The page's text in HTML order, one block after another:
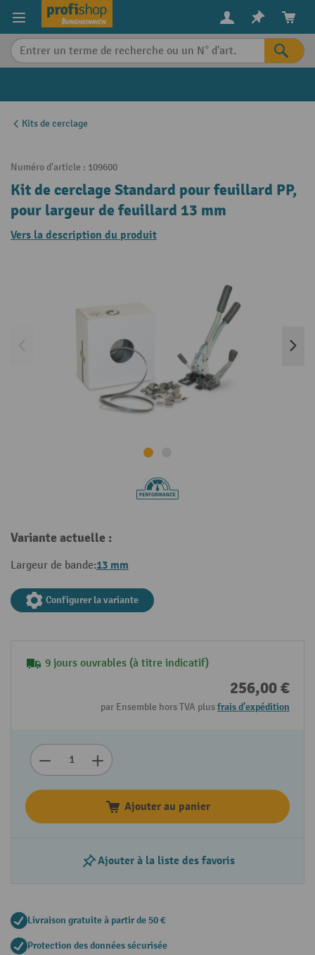
content
Kits de cerclage
Numéro d'article : 109600
Kit de cerclage Standard pour feuillard PP,
pour largeur de feuillard 13 mm
Vers la description du produit
Variante actuelle :
Largeur de bande:13 mm
Configurer la variante
9 jours ouvrables (à titre indicatif)
256,00 €
par Ensemble hors TVA plusfrais d'expédition
Ajouter au panier
Ajouter à la liste des favoris
Livraison gratuite à partir de 50 €
Protection des données sécurisée